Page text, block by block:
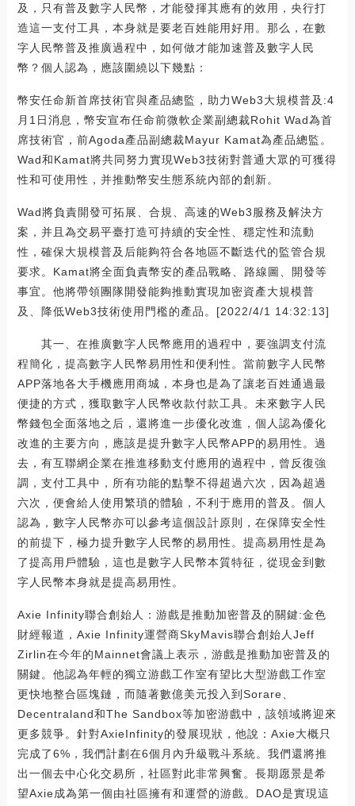
及，只有普及數字人民幣，才能發揮其應有的效用，央行打
造這一支付工具，本身就是要老百姓能用好用。那么，在數
字人民幣普及推廣過程中，如何做才能加速普及數字人民
幣？個人認為，應該圍繞以下幾點：
幣安任命新首席技術官與產品總監，助力Web3大規模普及:4
月1日消息，幣安宣布任命前微軟企業副總裁Rohit Wad為首
席技術官，前Agoda產品副總裁Mayur Kamat為產品總監。
Wad和Kamat將共同努力實現Web3技術對普通大眾的可獲得
性和可使用性，并推動幣安生態系統內部的創新。
Wad將負責開發可拓展、合規、高速的Web3服務及解決方
案，并且為交易平臺打造可持續的安全性、穩定性和流動
性，確保大規模普及后能夠符合各地區不斷迭代的監管合規
要求。Kamat將全面負責幣安的產品戰略、路線圖、開發等
事宜。他將帶領團隊開發能夠推動實現加密資產大規模普
及、降低Web3技術使用門檻的產品。[2022/4/1 14:32:13]
其一、在推廣數字人民幣應用的過程中，要強調支付流
程簡化，提高數字人民幣易用性和便利性。當前數字人民幣
APP落地各大手機應用商城，本身也是為了讓老百姓通過最
便捷的方式，獲取數字人民幣收款付款工具。未來數字人民
幣錢包全面落地之后，還將進一步優化改進，個人認為優化
改進的主要方向，應該是提升數字人民幣APP的易用性。過
去，有互聯網企業在推進移動支付應用的過程中，曾反復強
調，支付工具中，所有功能的點擊不得超過六次，因為超過
六次，便會給人使用繁瑣的體驗，不利于應用的普及。個人
認為，數字人民幣亦可以參考這個設計原則，在保障安全性
的前提下，極力提升數字人民幣的易用性。提高易用性是為
了提高用戶體驗，這也是數字人民幣本質特征，從現金到數
字人民幣本身就是提高易用性。
Axie Infinity聯合創始人：游戲是推動加密普及的關鍵:金色
財經報道，Axie Infinity運營商SkyMavis聯合創始人Jeff
Zirlin在今年的Mainnet會議上表示，游戲是推動加密普及的
關鍵。他認為年輕的獨立游戲工作室有望比大型游戲工作室
更快地整合區塊鏈，而隨著數億美元投入到Sorare、
Decentraland和The Sandbox等加密游戲中，該領域將迎來
更多競爭。針對AxieInfinity的發展現狀，他說：Axie大概只
完成了6%，我們計劃在6個月內升級戰斗系統。我們還將推
出一個去中心化交易所，社區對此非常興奮。長期愿景是希
望Axie成為第一個由社區擁有和運營的游戲。DAO是實現這